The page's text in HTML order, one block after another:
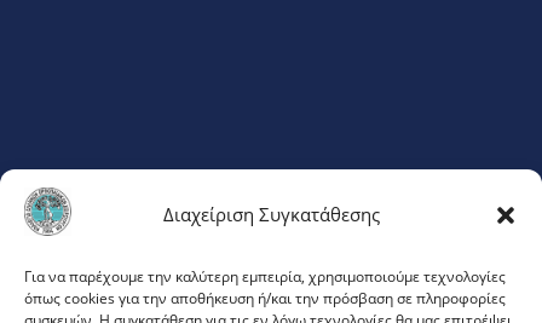
Διαχείριση Συγκατάθεσης
Για να παρέχουμε την καλύτερη εμπειρία, χρησιμοποιούμε τεχνολογίες
όπως cookies για την αποθήκευση ή/και την πρόσβαση σε πληροφορίες
ΦΛΕΜΙΓΚ 20
ΜΑΡΟΥΣΙ 151 23